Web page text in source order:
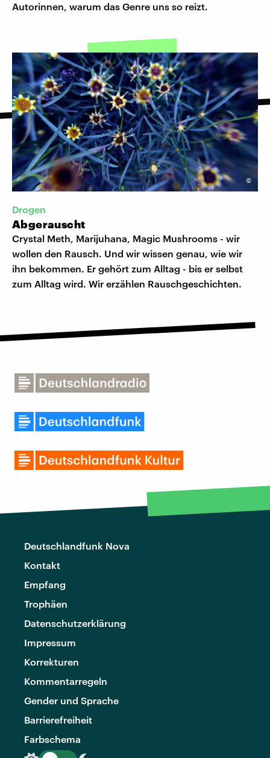
Autorinnen, warum das Genre uns so reizt.
©
Drogen
Abgerauscht
Crystal Meth, Marijuhana, Magic Mushrooms - wir
wollen den Rausch. Und wir wissen genau, wie wir
ihn bekommen. Er gehört zum Alltag - bis er selbst
zum Alltag wird. Wir erzählen Rauschgeschichten.
Deutschlandfunk Nova
Kontakt
Empfang
Trophäen
Datenschutzerklärung
Impressum
Korrekturen
Kommentarregeln
Gender und Sprache
Barrierefreiheit
Farbschema